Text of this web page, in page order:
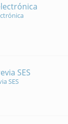
SES
SES